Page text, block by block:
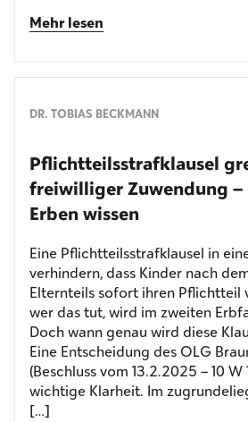
Mehr lesen
DR. TOBIAS BECKMANN
Pflichtteilsstrafklausel
freiwilliger Zuwendung –
Erben wissen
Eine Pflichtteilsstrafklausel in
verhindern, dass Kinder nach
Elternteils sofort ihren Pflichtteil
wer das tut, wird im zweiten
Doch wann genau wird diese
Eine Entscheidung des OLG
(Beschluss vom 13.2.2025 – 10
wichtige Klarheit. Im
[…]